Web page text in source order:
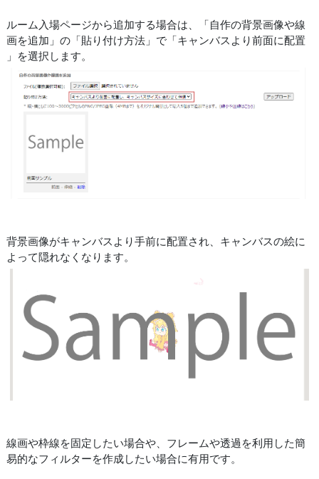
ルーム入場ページから追加する場合は、「自作の背景画像や線
画を追加」の「貼り付け方法」で「キャンバスより前面に配置
」を選択します。
背景画像がキャンバスより手前に配置され、キャンバスの絵に
よって隠れなくなります。
線画や枠線を固定したい場合や、フレームや透過を利用した簡
易的なフィルターを作成したい場合に有用です。